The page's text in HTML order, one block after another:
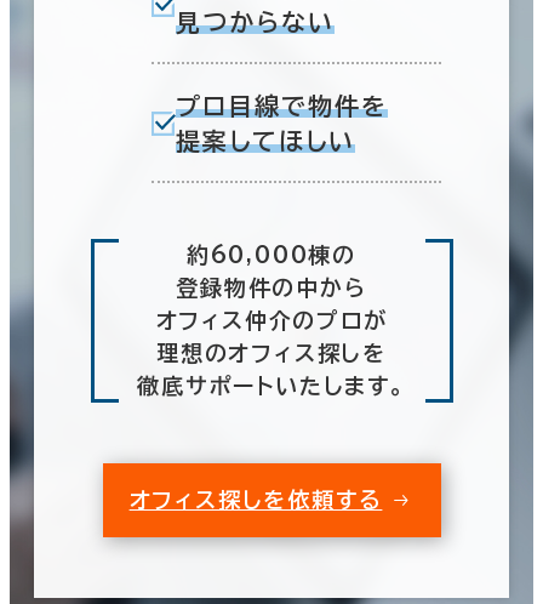
見つからない
プロ目線で物件を
提案してほしい
約60,000棟の
登録物件の中から
オフィス仲介のプロが
理想のオフィス探しを
徹底サポートいたします。
オフィス探しを依頼する